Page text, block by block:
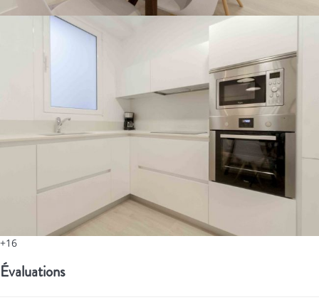
+16
Évaluations